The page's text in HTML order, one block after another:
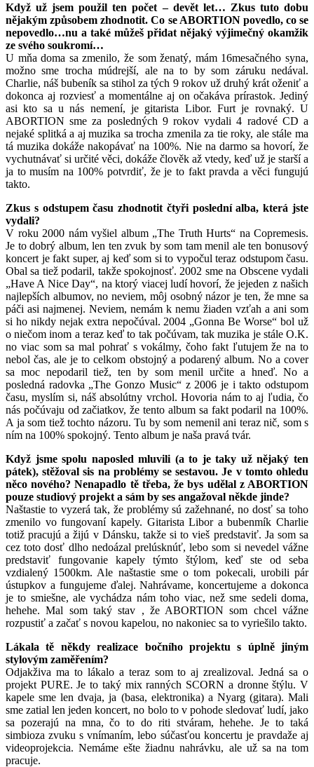
Když už jsem použil ten počet – devět let… Zkus tuto dobu
nějakým způsobem zhodnotit. Co se ABORTION povedlo, co se
nepovedlo…nu a také můžeš přidat nějaký výjimečný okamžik
ze svého soukromí…
U mňa doma sa zmenilo, že som ženatý, mám 16mesačného syna,
možno sme trocha múdrejší, ale na to by som záruku nedával.
Charlie, náš bubeník sa stihol za tých 9 rokov už druhý krát oženiť a
dokonca aj rozviesť a momentálne aj on očakáva prírastok. Jediný
asi kto sa u nás nemení, je gitarista Libor. Furt je rovnaký. U
ABORTION sme za posledných 9 rokov vydali 4 radové CD a
nejaké splitká a aj muzika sa trocha zmenila za tie roky, ale stále ma
tá muzika dokáže nakopávať na 100%. Nie na darmo sa hovorí, že
vychutnávať si určité věci, dokáže člověk až vtedy, keď už je starší a
ja to musím na 100% potvrdiť, že je to fakt pravda a věci fungujú
takto.
Zkus s odstupem času zhodnotit čtyři poslední alba, která jste
vydali?
V roku 2000 nám vyšiel album „The Truth Hurts“ na Copremesis.
Je to dobrý album, len ten zvuk by som tam menil ale ten bonusový
koncert je fakt super, aj keď som si to vypočul teraz odstupom času.
Obal sa tiež podaril, takže spokojnosť. 2002 sme na Obscene vydali
„Have A Nice Day“, na ktorý viacej ludí hovorí, že jejeden z našich
najlepších albumov, no neviem, môj osobný názor je ten, že mne sa
páči asi najmenej. Neviem, nemám k nemu žiaden vzťah a ani som
si ho nikdy nejak extra nepočúval. 2004 „Gonna Be Worse“ bol už
o niečom inom a teraz keď to tak počúvam, tak muzika je stále O.K.
no viac som sa mal pohrať s vokálmy, čoho fakt ľutujem že na to
nebol čas, ale je to celkom obstojný a podarený album. No a cover
sa moc nepodaril tiež, ten by som menil určite a hneď. No a
posledná radovka „The Gonzo Music“ z 2006 je i takto odstupom
času, myslím si, náš absolútny vrchol. Hovoria nám to aj ľudia, čo
nás počúvaju od začiatkov, že tento album sa fakt podaril na 100%.
A ja som tiež tochto názoru. Tu by som nemenil ani teraz nič, som s
ním na 100% spokojný. Tento album je naša pravá tvár.
Když jsme spolu naposled mluvili (a to je taky už nějaký ten
pátek), stěžoval sis na problémy se sestavou. Je v tomto ohledu
něco nového? Nenapadlo tě třeba, že bys udělal z ABORTION
pouze studiový projekt a sám by ses angažoval někde jinde?
Naštastie to vyzerá tak, že problémy sú zažehnané, no dosť sa toho
zmenilo vo fungovaní kapely. Gitarista Libor a bubenmík Charlie
totiž pracujú a žijú v Dánsku, takže si to vieš predstaviť. Ja som sa
cez toto dosť dlho nedoázal prelúsknúť, lebo som si nevedel vážne
predstaviť fungovanie kapely týmto štýlom, keď ste od seba
vzdialený 1500km. Ale naštastie sme o tom pokecali, urobili pár
ústupkov a fungujeme ďalej. Nahrávame, koncertujeme a dokonca
je to smiešne, ale vychádza nám toho viac, než sme sedeli doma,
hehehe. Mal som taký stav , že ABORTION som chcel vážne
rozpustiť a začať s novou kapelou, no nakoniec sa to vyriešilo takto.
Lákala tě někdy realizace bočního projektu s úplně jiným
stylovým zaměřením?
Odjakživa ma to lákalo a teraz som to aj zrealizoval. Jedná sa o
projekt PURE. Je to taký mix ranných SCORN a dronne štýlu. V
kapele sme len dvaja, ja (basa, elektronika) a Nyarg (gitara). Mali
sme zatial len jeden koncert, no bolo to v pohode sledovať ludí, jako
sa pozerajú na mna, čo to do riti stváram, hehehe. Je to taká
simbioza zvuku s vnímaním, lebo súčasťou koncertu je pravdaže aj
videoprojekcia. Nemáme ešte žiadnu nahrávku, ale už sa na tom
pracuje.